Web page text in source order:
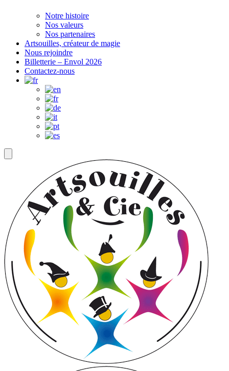
Notre histoire
Nos valeurs
Nos partenaires
Artsouilles, créateur de magie
Nous rejoindre
Billetterie – Envol 2026
Contactez-nous